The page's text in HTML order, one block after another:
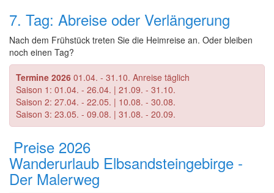
7. Tag: Abreise oder Verlängerung
Nach dem Frühstück treten Sie die Heimreise an. Oder bleiben
noch einen Tag?
Termine 2026 01.04. - 31.10. Anreise täglich
Saison 1: 01.04. - 26.04. | 21.09. - 31.10.
Saison 2: 27.04. - 22.05. | 10.08. - 30.08.
Saison 3: 23.05. - 09.08. | 31.08. - 20.09.
Preise 2026
Wanderurlaub Elbsandsteingebirge -
Der Malerweg